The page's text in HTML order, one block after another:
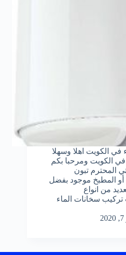
الكويت اهلا وسهلا
الكويت ومرحبا بكم
المحترم تبون
المطبخ موجود بفضل
من انواع
تركيب سخانات الماء